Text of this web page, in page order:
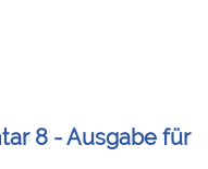
8 - Ausgabe für